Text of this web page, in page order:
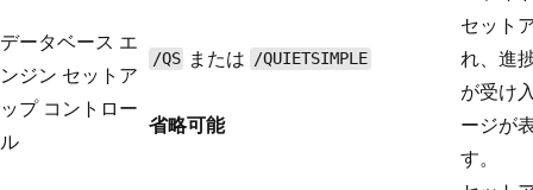
データベース エ
ンジン セットア
ップ コントロー
ル
/QS または /QUIETSIMPLE
省略可能
セット
れ、進
が受け
ージが
す。